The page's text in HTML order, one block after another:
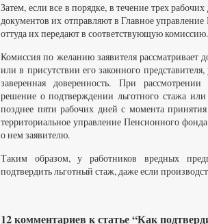
Затем, если все в порядке, в течение трех
документов их отправляют в Главное
оттуда их передают в соответствующую комиссию.
Комиссия по желанию заявителя рассматривает
или в присутствии его законного
заверенная доверенность. При
решение о подтверждении льготного стажа
позднее пяти рабочих дней с момента
территориальное управление Пенсионного
о нем заявителю.
Таким образом, у работников вредных
подтвердить льготный стаж, даже если
12 комментариев к статье “Как